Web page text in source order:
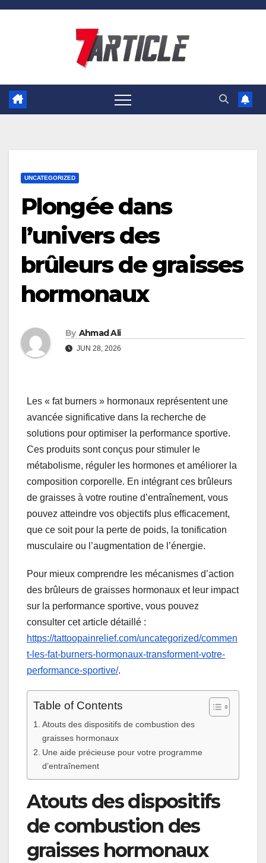
Skip
UNCATEGORIZED
Plongée dans
l’univers des
brûleurs de graisses
hormonaux
By Ahmad Ali
JUN 28, 2026
Les « fat burners » hormonaux représentent une
avancée significative dans la recherche de
solutions pour optimiser la performance sportive.
Ces produits sont conçus pour stimuler le
métabolisme, réguler les hormones et améliorer la
composition corporelle. En intégrant ces brûleurs
de graisses à votre routine d’entraînement, vous
pouvez atteindre vos objectifs plus efficacement,
que ce soit pour la perte de poids, la tonification
musculaire ou l’augmentation de l’énergie.
Pour mieux comprendre les mécanismes d’action
des brûleurs de graisses hormonaux et leur impact
sur la performance sportive, vous pouvez
consulter cet article détaillé :
https://tattoopainrelief.com/uncategorized/commen
t-les-fat-burners-hormonaux-transforment-votre-
performance-sportive/.
Table of Contents
Atouts des dispositifs de combustion des
graisses hormonaux
Une aide précieuse pour votre programme
d’entraînement
Atouts des dispositifs
de combustion des
graisses hormonaux